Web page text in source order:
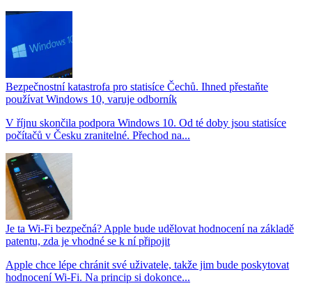
Bezpečnostní katastrofa pro statisíce Čechů. Ihned přestaňte
používat Windows 10, varuje odborník
V říjnu skončila podpora Windows 10. Od té doby jsou statisíce
počítačů v Česku zranitelné. Přechod na...
Je ta Wi-Fi bezpečná? Apple bude udělovat hodnocení na základě
patentu, zda je vhodné se k ní připojit
Apple chce lépe chránit své uživatele, takže jim bude poskytovat
hodnocení Wi-Fi. Na princip si dokonce...